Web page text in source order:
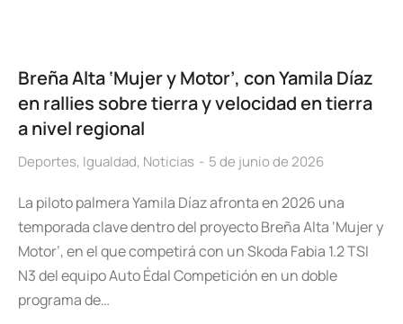
Breña Alta ‘Mujer y Motor’, con Yamila Díaz
en rallies sobre tierra y velocidad en tierra
a nivel regional
Deportes, Igualdad, Noticias 5 de junio de 2026
La piloto palmera Yamila Díaz afronta en 2026 una
temporada clave dentro del proyecto Breña Alta ‘Mujer y
Motor’, en el que competirá con un Skoda Fabia 1.2 TSI
N3 del equipo Auto Édal Competición en un doble
programa de…